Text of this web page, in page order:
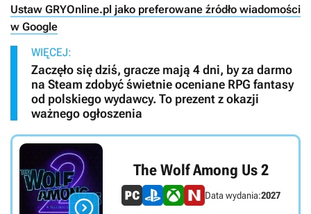
Ustaw GRYOnline.pl jako preferowane źródło wiadomości
w Google
WIĘCEJ:
Zaczęło się dziś, gracze mają 4 dni, by za darmo
na Steam zdobyć świetnie oceniane RPG fantasy
od polskiego wydawcy. To prezent z okazji
ważnego ogłoszenia

The Wolf Among Us 2
Data wydania:2027